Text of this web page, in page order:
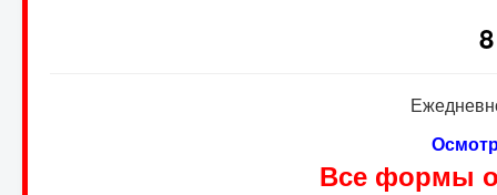
Все формы